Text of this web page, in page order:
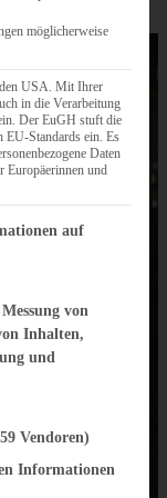
möglicherweise
den USA. Mit Ihrer
in die Verarbeitung
Der EuGH stuft die
EU-Standards ein. Es
Daten
Europäerinnen und
and Consent
auf
von
Inhalten,
und
Vendoren)
Informationen